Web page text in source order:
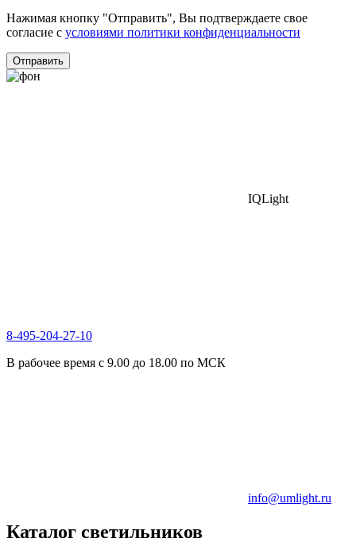
Нажимая кнопку "Отправить", Вы подтверждаете свое
согласие с условиями политики конфиденциальности
Отправить
IQLight
8-495-204-27-10
В рабочее время с 9.00 до 18.00 по МСК
info@umlight.ru
Каталог светильников